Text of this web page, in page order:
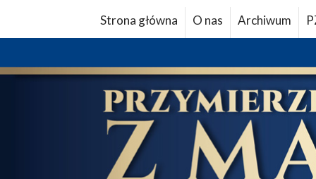
Strona główna O nas Archiwum